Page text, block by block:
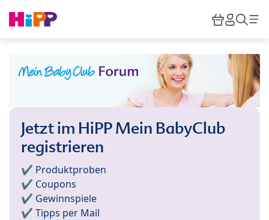
HiPP
Jetzt im HiPP Mein BabyClub
registrieren
✔️ Produktproben
✔️ Coupons
✔️ Gewinnspiele
✔️ Tipps per Mail